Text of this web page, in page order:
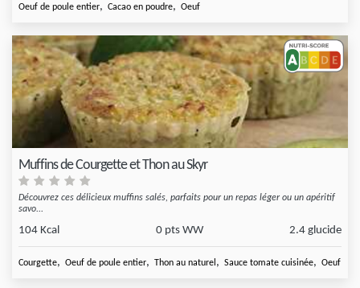
Oeuf de poule entier, Cacao en poudre, Oeuf
Muffins de Courgette et Thon au Skyr
Découvrez ces délicieux muffins salés, parfaits pour un repas léger ou un apéritif
savo...
104 Kcal 0 pts WW 2.4 glucide
Courgette, Oeuf de poule entier, Thon au naturel , Sauce tomate cuisinée, Oeuf